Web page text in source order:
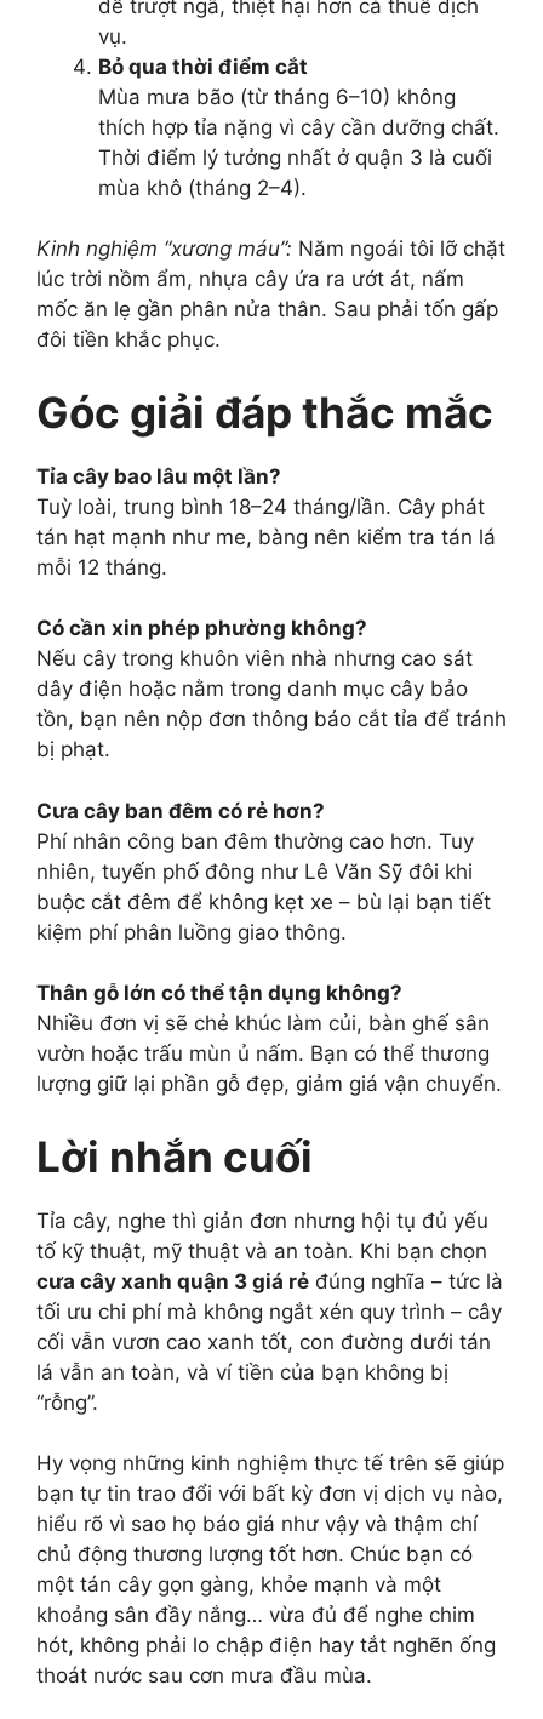
dễ trượt ngã, thiệt hại hơn cả thuê dịch
vụ.
Bỏ qua thời điểm cắt
Mùa mưa bão (từ tháng 6–10) không
thích hợp tỉa nặng vì cây cần dưỡng chất.
Thời điểm lý tưởng nhất ở quận 3 là cuối
mùa khô (tháng 2–4).
Kinh nghiệm “xương máu”: Năm ngoái tôi lỡ chặt
lúc trời nồm ẩm, nhựa cây ứa ra ướt át, nấm
mốc ăn lẹ gần phân nửa thân. Sau phải tốn gấp
đôi tiền khắc phục.
Góc giải đáp thắc mắc
Tỉa cây bao lâu một lần?
Tuỳ loài, trung bình 18–24 tháng/lần. Cây phát
tán hạt mạnh như me, bàng nên kiểm tra tán lá
mỗi 12 tháng.
Có cần xin phép phường không?
Nếu cây trong khuôn viên nhà nhưng cao sát
dây điện hoặc nằm trong danh mục cây bảo
tồn, bạn nên nộp đơn thông báo cắt tỉa để tránh
bị phạt.
Cưa cây ban đêm có rẻ hơn?
Phí nhân công ban đêm thường cao hơn. Tuy
nhiên, tuyến phố đông như Lê Văn Sỹ đôi khi
buộc cắt đêm để không kẹt xe – bù lại bạn tiết
kiệm phí phân luồng giao thông.
Thân gỗ lớn có thể tận dụng không?
Nhiều đơn vị sẽ chẻ khúc làm củi, bàn ghế sân
vườn hoặc trấu mùn ủ nấm. Bạn có thể thương
lượng giữ lại phần gỗ đẹp, giảm giá vận chuyển.
Lời nhắn cuối
Tỉa cây, nghe thì giản đơn nhưng hội tụ đủ yếu
tố kỹ thuật, mỹ thuật và an toàn. Khi bạn chọn
cưa cây xanh quận 3 giá rẻ đúng nghĩa – tức là
tối ưu chi phí mà không ngắt xén quy trình – cây
cối vẫn vươn cao xanh tốt, con đường dưới tán
lá vẫn an toàn, và ví tiền của bạn không bị
“rỗng”.
Hy vọng những kinh nghiệm thực tế trên sẽ giúp
bạn tự tin trao đổi với bất kỳ đơn vị dịch vụ nào,
hiểu rõ vì sao họ báo giá như vậy và thậm chí
chủ động thương lượng tốt hơn. Chúc bạn có
một tán cây gọn gàng, khỏe mạnh và một
khoảng sân đầy nắng… vừa đủ để nghe chim
hót, không phải lo chập điện hay tắt nghẽn ống
thoát nước sau cơn mưa đầu mùa.